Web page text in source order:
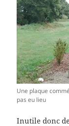
Une plaque
pas eu lieu
Inutile donc